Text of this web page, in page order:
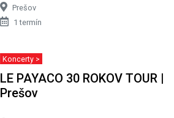
Prešov
1 termín
Koncerty >
LE PAYACO 30 ROKOV TOUR |
Prešov